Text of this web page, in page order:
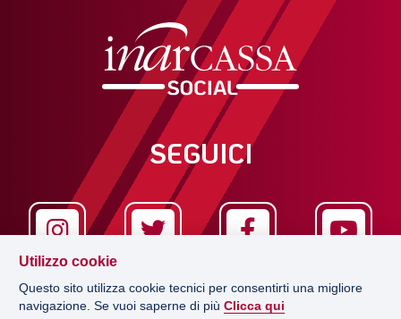
SEGUICI
Utilizzo cookie
Questo sito utilizza cookie tecnici per consentirti una migliore
navigazione. Se vuoi saperne di più Clicca qui